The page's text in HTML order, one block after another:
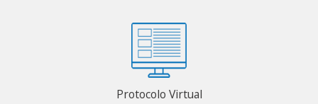
Protocolo Virtual